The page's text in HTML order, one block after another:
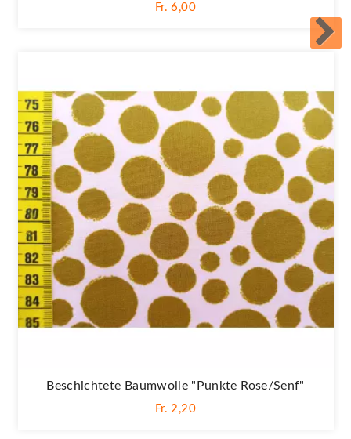
Fr. 6,00
Beschichtete Baumwolle "Punkte Rose/senf"
Fr. 2,20